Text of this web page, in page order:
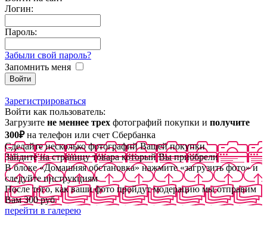
Логин:
Пароль:
Забыли свой пароль?
Запомнить меня
Зарегистрироваться
Войти как пользователь:
Загрузите не меннее трех фотографий покупки и получите
300₽на телефон или счет Сбербанка
Сделайте несколько фотографий Вашей покупки
Зайдите на страницу товара который Вы приобрели
В блоке «Домашняя обстановка» нажмите «загрузить фото» и
следуйте инструкциям
После того, как ваши фото пройдут модерацию мы отправим
Вам 300 руб
перейти в галерею